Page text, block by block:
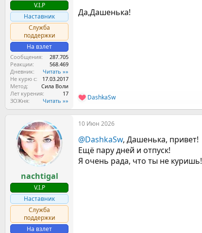
V.I.P
Наставник
Служба
поддержки
На взлет
Сообщения
287.705
Реакции
568.469
Дневник
Читать »»
Не курю с
17.03.2017
Метод
Сила Воли
Лет курения
17
ЗОЖня
Читать »»
Да,Дашенька!
Р
е
а
к
и
и
:
DashkaSw
nachtigal
V.I.P
Наставник
Служба
поддержки
На взлет
10 Июн 2026
@DashkaSw, Дашенька, привет!
Ещё пару дней и отпуск!
Я очень рада, что ты не куришь!